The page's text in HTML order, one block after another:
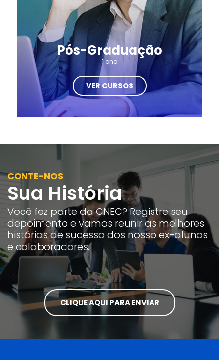
Pós-Graduação
1 ano
VER CURSOS
CONTE-NOS
Sua História
Você fez parte da CNEC? Registre seu
depoimento e vamos reunir as melhores
histórias de sucesso dos nosso ex-alunos
e colaboradores.
CLIQUE AQUI PARA ENVIAR